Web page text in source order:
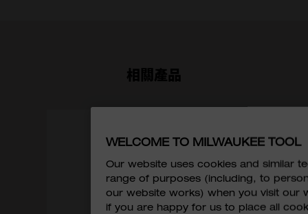
相關產品
WELCOME TO MILWAUKEE TOOL
Our website uses cookies and similar
range of purposes (including, to
our website works) when you visit our
if you are happy for us to place all